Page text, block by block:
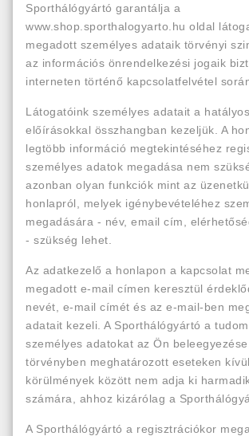
Sporthálógyártó garantálja a
www.shop.sporthalogyarto.hu oldal
megadott személyes adataik törvényi
az információs önrendelkezési jogaik
interneten történő kapcsolatfelvétel
Látogatóink személyes adatait a
előírásokkal összhangban kezeljük. A
legtöbb információ megtekintéséhez
személyes adatok megadása nem
azonban olyan funkciók mint az
honlapról, melyek igénybevételéhez
megadására - név, email cím,
- szükség lehet.
Az adatkezelő a honlapon a kapcsolat
megadott e-mail címen keresztül
nevét, e-mail címét és az e-mail-ben
adatait kezeli. A Sporthálógyártó a
személyes adatokat az Ön
törvényben meghatározott eseteken
körülmények között nem adja ki
számára, ahhoz kizárólag a
A Sporthálógyártó a regisztrációkor